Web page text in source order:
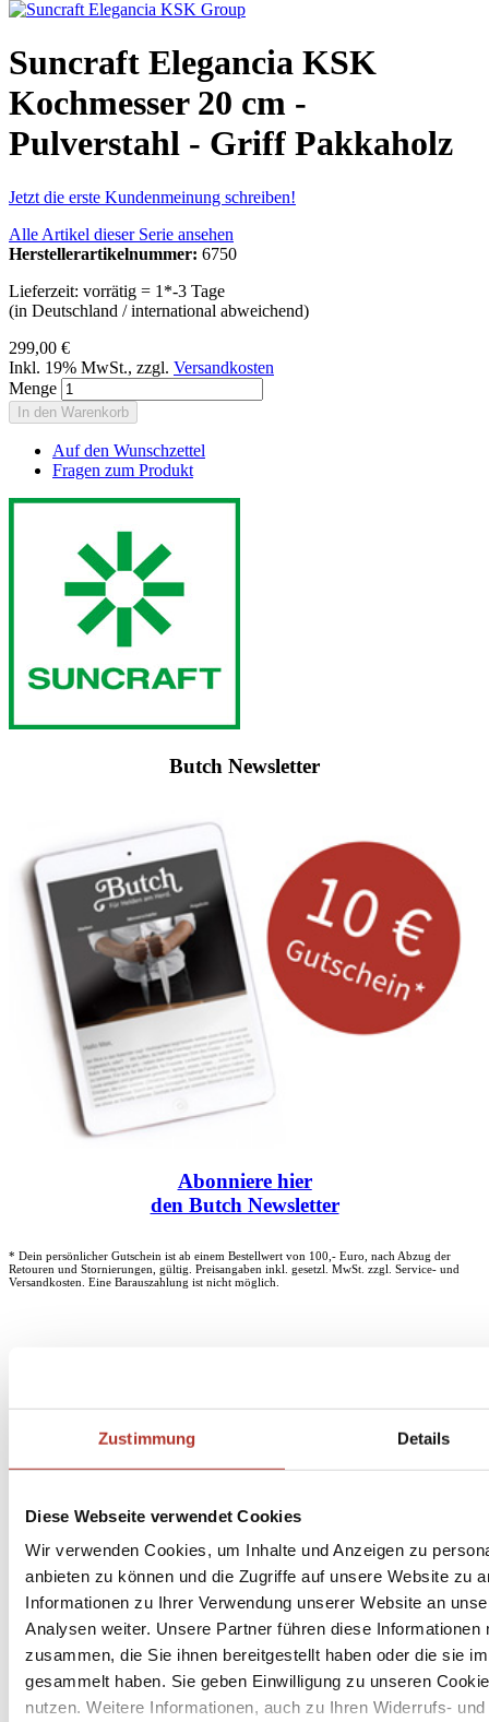
Zustimmung Details
Diese Webseite verwendet Cookies
Wir verwenden Cookies, um Inhalte und Anzeigen zu
anbieten zu können und die Zugriffe auf unsere Website zu
Informationen zu Ihrer Verwendung unserer Website an
Analysen weiter. Unsere Partner führen diese
zusammen, die Sie ihnen bereitgestellt haben oder die sie
gesammelt haben. Sie geben Einwilligung zu unseren
nutzen. Weitere Informationen, auch zu Ihren Widerrufs-
Suncraft Elegancia KSK
Kochmesser 20 cm -
Pulverstahl - Griff Pakkaholz
Jetzt die erste Kundenmeinung schreiben!
Alle Artikel dieser Serie ansehen
Herstellerartikelnummer: 6750
Lieferzeit: vorrätig = 1*-3 Tage
(in Deutschland / international abweichend)
299,00 €
Inkl. 19% MwSt., zzgl. Versandkosten
Menge
In den Warenkorb
Auf den Wunschzettel
Fragen zum Produkt
Butch Newsletter
Abonniere hier
den Butch Newsletter
* Dein persönlicher Gutschein ist ab einem Bestellwert von 100,- Euro, nach Abzug der
Retouren und Stornierungen, gültig. Preisangaben inkl. gesetzl. MwSt. zzgl. Service- und
Versandkosten. Eine Barauszahlung ist nicht möglich.